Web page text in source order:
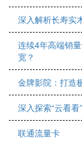
深入解析长寿实
连续4年高端销
宽？
金牌影院：打造
深入探索“云看
联通流量卡